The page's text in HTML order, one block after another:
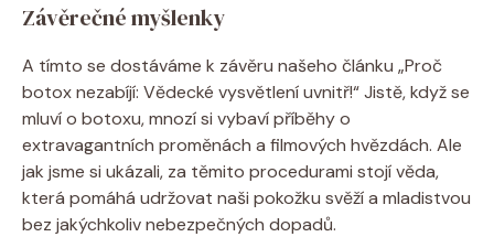
Závěrečné myšlenky
A tímto se dostáváme k závěru našeho článku „Proč
botox nezabíjí: Vědecké vysvětlení uvnitř!“ Jistě, když se
mluví o botoxu, mnozí si vybaví příběhy o
extravagantních proměnách a filmových hvězdách. Ale
jak jsme si ukázali, za těmito procedurami stojí věda,
která pomáhá udržovat naši pokožku svěží a mladistvou
bez jakýchkoliv nebezpečných dopadů.